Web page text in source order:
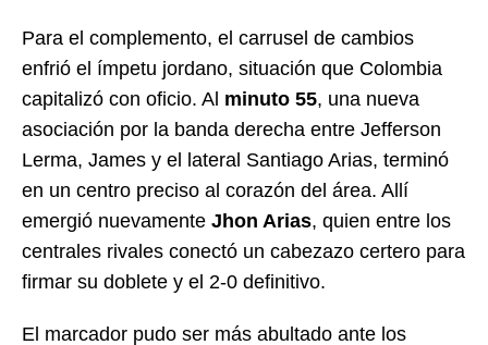
Para el complemento, el carrusel de cambios
enfrió el ímpetu jordano, situación que Colombia
capitalizó con oficio. Al minuto 55, una nueva
asociación por la banda derecha entre Jefferson
Lerma, James y el lateral Santiago Arias, terminó
en un centro preciso al corazón del área. Allí
emergió nuevamente Jhon Arias, quien entre los
centrales rivales conectó un cabezazo certero para
firmar su doblete y el 2-0 definitivo.
El marcador pudo ser más abultado ante los